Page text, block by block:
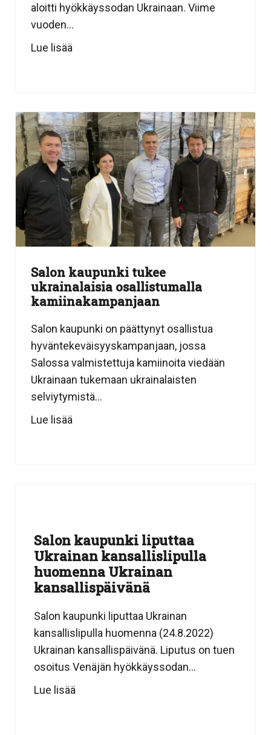
aloitti hyökkäyssodan Ukrainaan. Viime
vuoden...
Lue lisää
Salon kaupunki tukee
ukrainalaisia osallistumalla
kamiinakampanjaan
Salon kaupunki on päättynyt osallistua
hyväntekeväisyyskampanjaan, jossa
Salossa valmistettuja kamiinoita viedään
Ukrainaan tukemaan ukrainalaisten
selviytymistä...
Lue lisää
Salon kaupunki liputtaa
Ukrainan kansallislipulla
huomenna Ukrainan
kansallispäivänä
Salon kaupunki liputtaa Ukrainan
kansallislipulla huomenna (24.8.2022)
Ukrainan kansallispäivänä. Liputus on tuen
osoitus Venäjän hyökkäyssodan...
Lue lisää